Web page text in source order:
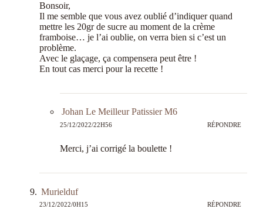
Bonsoir,
Il me semble que vous avez oublié d’indiquer quand
mettre les 20gr de sucre au moment de la crème
framboise… je l’ai oublie, on verra bien si c’est un
problème.
Avec le glaçage, ça compensera peut être !
En tout cas merci pour la recette !
Johan Le Meilleur Patissier M6
25/12/2022/22H56 RÉPONDRE
Merci, j’ai corrigé la boulette !
Murielduf
23/12/2022/0H15 RÉPONDRE